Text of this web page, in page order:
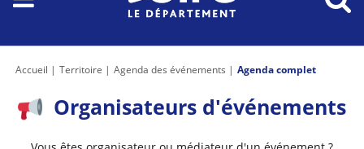
Accueil Territoire Agenda des événements Agenda complet
Organisateurs d'événements